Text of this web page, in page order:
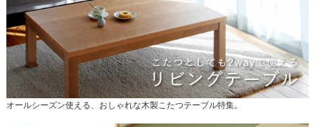
オールシーズン使える、おしゃれな木製こたつテーブル特集。